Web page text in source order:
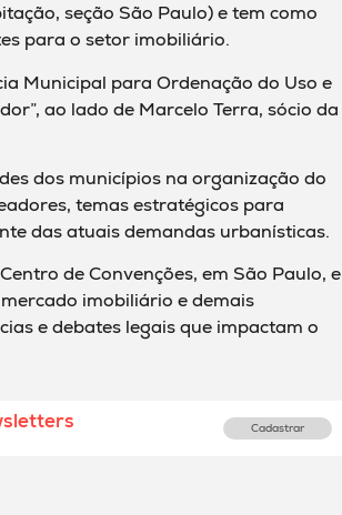
seção São Paulo) e tem como
para o setor imobiliário.
Municipal para Ordenação do Uso e
ao lado de Marcelo Terra, sócio da
dos municípios na organização do
temas estratégicos para
das atuais demandas urbanísticas.
de Convenções, em São Paulo, e
imobiliário e demais
e debates legais que impactam o
Cadastrar